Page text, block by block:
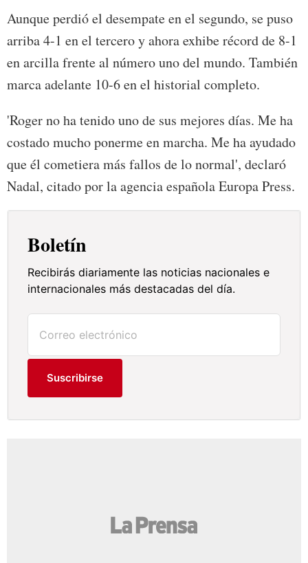
Aunque perdió el desempate en el segundo, se puso
arriba 4-1 en el tercero y ahora exhibe récord de 8-1
en arcilla frente al número uno del mundo. También
marca adelante 10-6 en el historial completo.
'Roger no ha tenido uno de sus mejores días. Me ha
costado mucho ponerme en marcha. Me ha ayudado
que él cometiera más fallos de lo normal', declaró
Nadal, citado por la agencia española Europa Press.
Boletín
Recibirás diariamente las noticias nacionales e
internacionales más destacadas del día.
Suscribirse